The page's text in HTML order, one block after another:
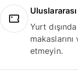
Yurt
etmeyin.